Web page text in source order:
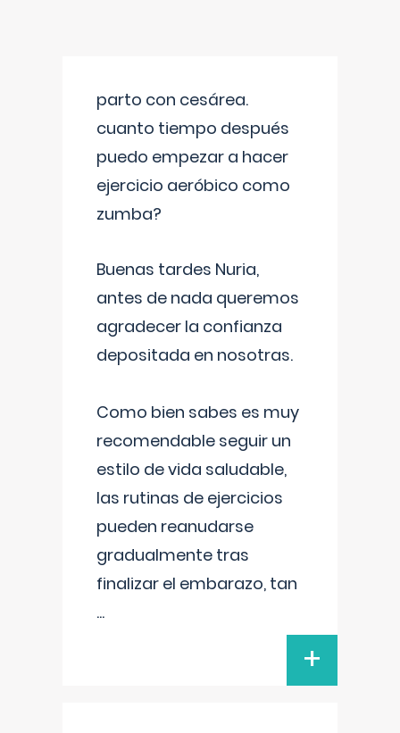
parto con cesárea.
cuanto tiempo después
puedo empezar a hacer
ejercicio aeróbico como
zumba?
Buenas tardes Nuria,
antes de nada queremos
agradecer la confianza
depositada en nosotras.
Como bien sabes es muy
recomendable seguir un
estilo de vida saludable,
las rutinas de ejercicios
pueden reanudarse
gradualmente tras
finalizar el embarazo, tan
...
+